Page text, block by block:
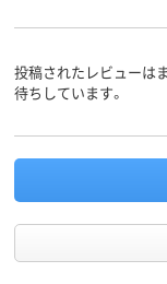
投稿されたレビューは
待ちしています。